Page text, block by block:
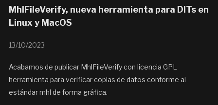
MhlFileVerify, nueva herramienta para DITs en
Linux y MacOS
13/10/2023
Acabamos de publicar MhlFileVerify con licencia GPL
herramienta para verificar copias de datos conforme al
estándar mhl de forma gráfica.